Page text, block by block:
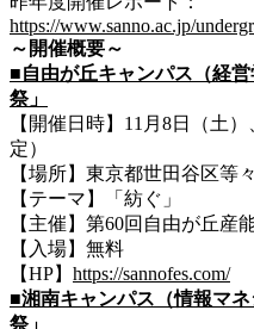
https://www.sanno.ac.jp/
～開催概要～
■自由が丘キャンパス（経
祭」
【開催日時】11月8日（土
定）
【場所】東京都世田谷区等
【テーマ】「紡ぐ」
【主催】第60回自由が丘産
【入場】無料
【HP】 https://sannofes.com/
■湘南キャンパス（情報マ
祭」